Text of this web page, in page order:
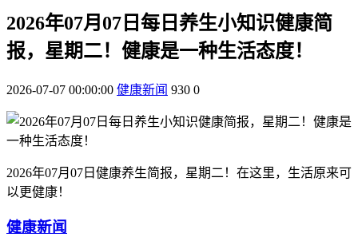
2026年07月07日每日养生小知识健康简
报，星期二！健康是一种生活态度！
2026-07-07 00:00:00 健康新闻 930 0
2026年07月07日健康养生简报，星期二！在这里，生活原来可
以更健康！
健康新闻